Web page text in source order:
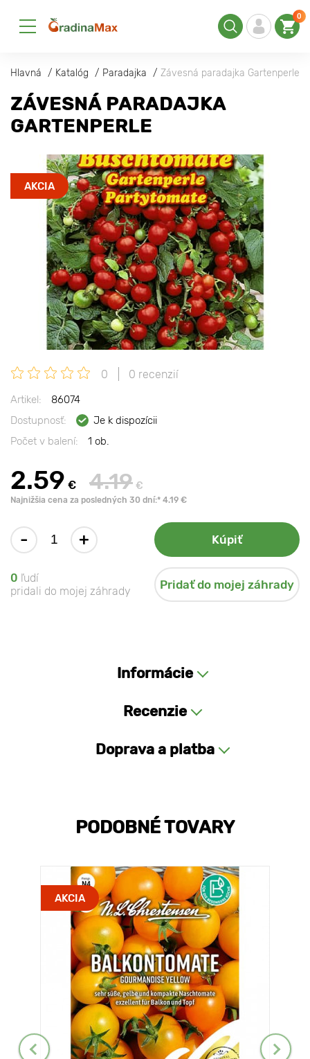
0
Hlavná Katalóg Paradajka Závesná paradajka Gartenperle
ZÁVESNÁ PARADAJKA
GARTENPERLE
AKCIA
0 0 recenzií
Artikel:
86074
Dostupnosť:
Je k dispozícii
Počet v balení:
1 ob.
2.59 € 4.19 €
Najnižšia cena za posledných 30 dní:* 4.19 €
- + Kúpiť
0 ľudí
pridali do mojej záhrady
Pridať do mojej záhrady
Informácie
Recenzie
Doprava a platba
PODOBNÉ TOVARY
AKCIA